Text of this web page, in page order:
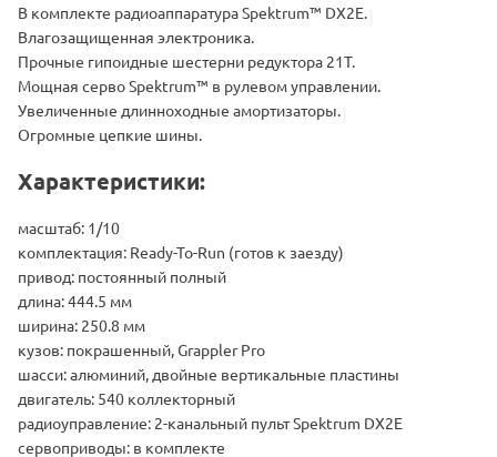
В комплекте радиоаппаратура Spektrum™ DX2E.
Влагозащищенная электроника.
Прочные гипоидные шестерни редуктора 21Т.
Мощная серво Spektrum™ в рулевом управлении.
Увеличенные длинноходные амортизаторы.
Огромные цепкие шины.
Характеристики:
масштаб: 1/10
комплектация: Ready-To-Run (готов к заезду)
привод: постоянный полный
длина: 444.5 мм
ширина: 250.8 мм
кузов: покрашенный, Grappler Pro
шасси: алюминий, двойные вертикальные пластины
двигатель: 540 коллекторный
радиоуправление: 2-канальный пульт Spektrum DX2E
сервоприводы: в комплекте